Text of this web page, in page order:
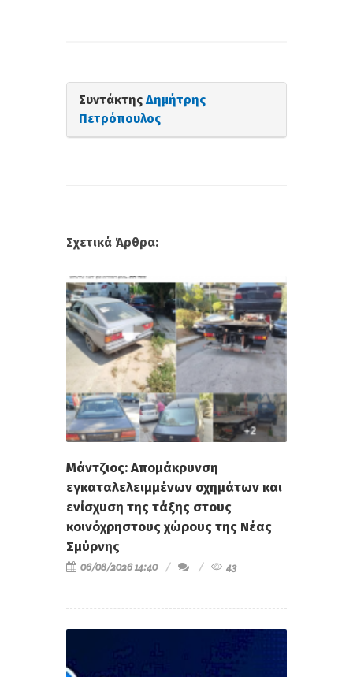
Συντάκτης Δημήτρης
Πετρόπουλος
Σχετικά Άρθρα:
Μάντζιος: Απομάκρυνση
εγκαταλελειμμένων οχημάτων και
ενίσχυση της τάξης στους
κοινόχρηστους χώρους της Νέας
Σμύρνης
06/08/2026 14:40 43